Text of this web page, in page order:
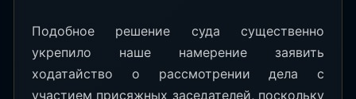
Подобное решение суда существенно
укрепило наше намерение заявить
ходатайство о рассмотрении дела с
участием присяжных заседателей, поскольку